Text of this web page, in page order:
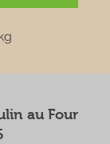
au Four